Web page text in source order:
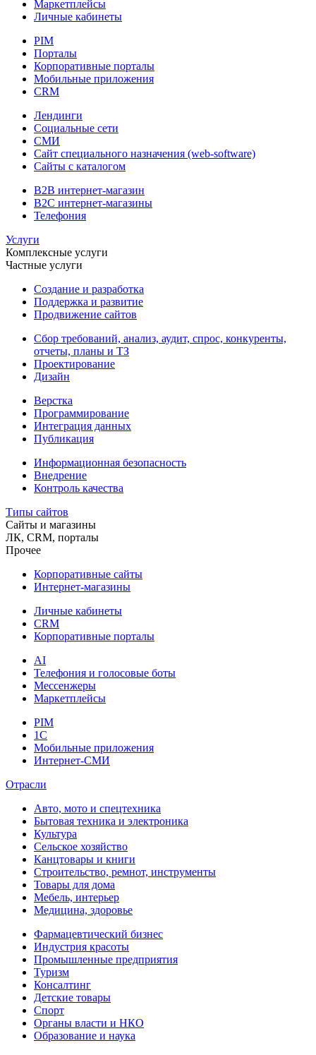
Маркетплейсы
Личные кабинеты
PIM
Порталы
Корпоративные порталы
Мобильные приложения
CRM
Лендинги
Социальные сети
СМИ
Сайт специального назначения (web-software)
Сайты с каталогом
B2B интернет-магазин
B2C интернет-магазины
Телефония
Услуги
Комплексные услуги
Частные услуги
Создание и разработка
Поддержка и развитие
Продвижение сайтов
Сбор требований, анализ, аудит, спрос, конкуренты,
отчеты, планы и ТЗ
Проектирование
Дизайн
Верстка
Программирование
Интеграция данных
Публикация
Информационная безопасность
Внедрение
Контроль качества
Типы сайтов
Сайты и магазины
ЛК, CRM, порталы
Прочее
Корпоративные сайты
Интернет-магазины
Личные кабинеты
CRM
Корпоративные порталы
AI
Телефония и голосовые боты
Мессенжеры
Маркетплейсы
PIM
1C
Мобильные приложения
Интернет-СМИ
Отрасли
Авто, мото и спецтехника
Бытовая техника и электроника
Культура
Сельское хозяйство
Канцтовары и книги
Строительство, ремнот, инструменты
Товары для дома
Мебель, интерьер
Медицина, здоровье
Фармацевтический бизнес
Индустрия красоты
Промышленные предприятия
Туризм
Консалтинг
Детские товары
Спорт
Органы власти и НКО
Образование и наука